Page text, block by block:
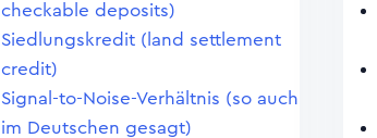
checkable deposits)
Siedlungskredit (land settlement
credit)
Signal-to-Noise-Verhältnis (so auch
im Deutschen gesagt)